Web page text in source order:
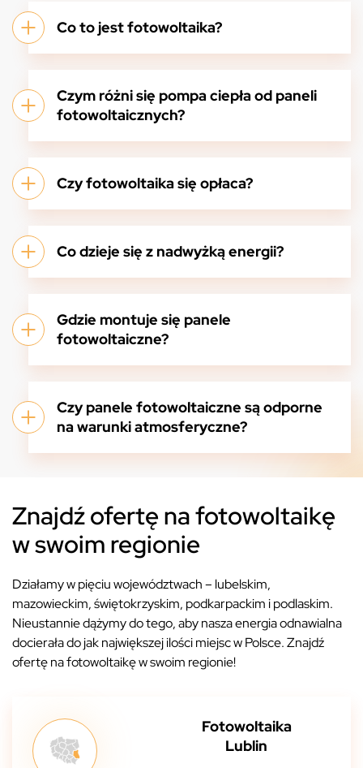
Co to jest fotowoltaika?
Czym różni się pompa ciepła od paneli
fotowoltaicznych?
Czy fotowoltaika się opłaca?
Co dzieje się z nadwyżką energii?
Gdzie montuje się panele
fotowoltaiczne?
Czy panele fotowoltaiczne są odporne
na warunki atmosferyczne?
Znajdź ofertę na fotowoltaikę
w swoim regionie
Działamy w pięciu województwach – lubelskim,
mazowieckim, świętokrzyskim, podkarpackim i podlaskim.
Nieustannie dążymy do tego, aby nasza energia odnawialna
docierała do jak największej ilości miejsc w Polsce. Znajdź
ofertę na fotowoltaikę w swoim regionie!
Fotowoltaika
Lublin